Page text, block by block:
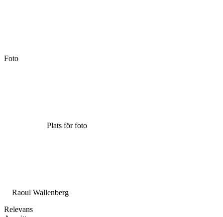
Foto
Plats för foto
Raoul Wallenberg
Relevans